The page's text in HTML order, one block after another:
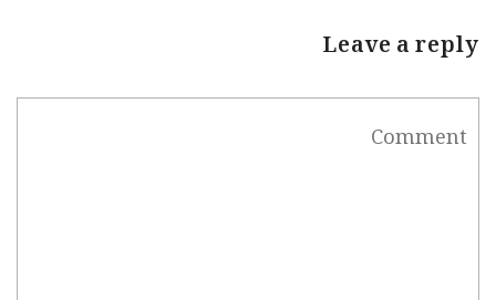
Leave a reply